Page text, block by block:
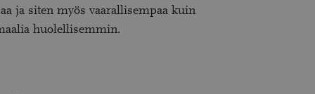
ja siten myös vaarallisempaa kuin
huolellisemmin.